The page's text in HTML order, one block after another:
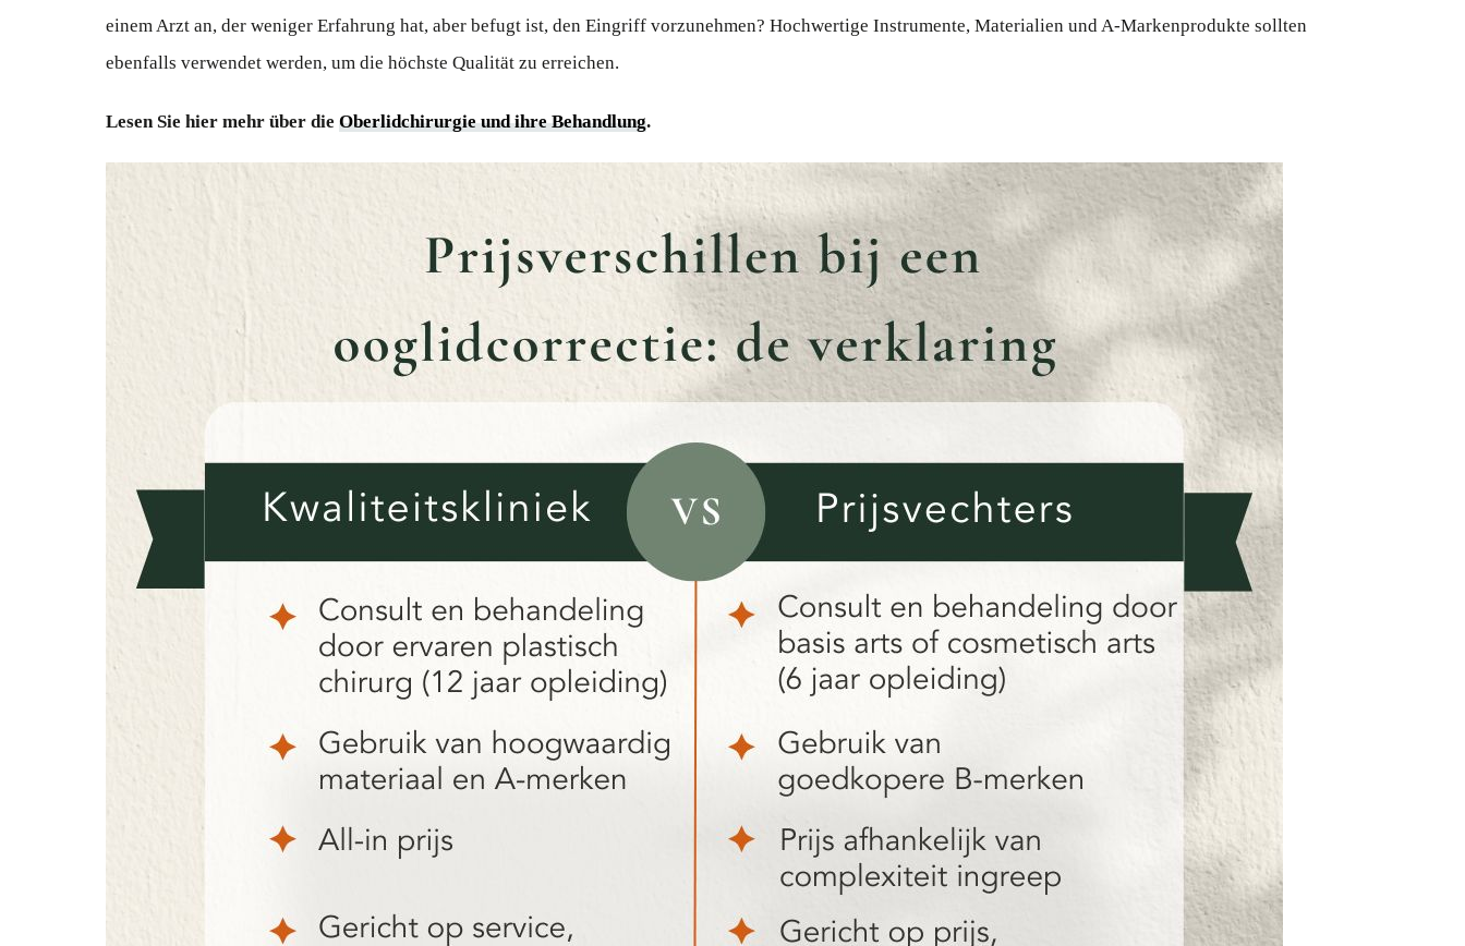
einem Arzt an, der weniger Erfahrung hat, aber befugt ist, den Eingriff vorzunehmen? Hochwertige Instrumente, Materialien und A-Markenprodukte sollten
ebenfalls verwendet werden, um die höchste Qualität zu erreichen.
Lesen Sie hier mehr über die Oberlidchirurgie und ihre Behandlung.